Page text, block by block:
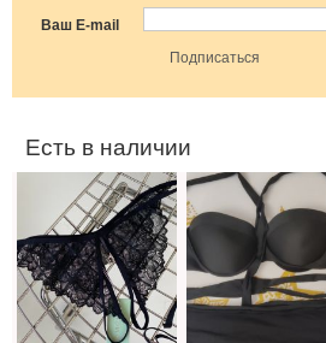
Ваш E-mail
Есть в наличии
трусики черного
цвета с